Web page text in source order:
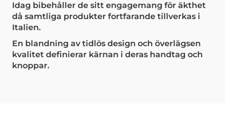
Idag bibehåller de sitt engagemang för äkthet
då samtliga produkter fortfarande tillverkas i
Italien.
En blandning av tidlös design och överlägsen
kvalitet definierar kärnan i deras handtag och
knoppar.